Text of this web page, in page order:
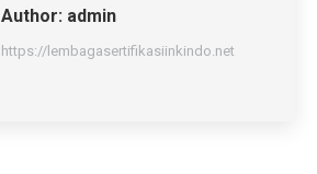
Author: admin
https://lembagasertifikasiinkindo.net